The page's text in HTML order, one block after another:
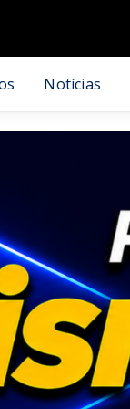
Notícias